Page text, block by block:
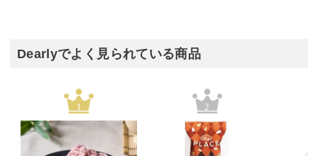
Dearlyでよく見られている商品
1 2